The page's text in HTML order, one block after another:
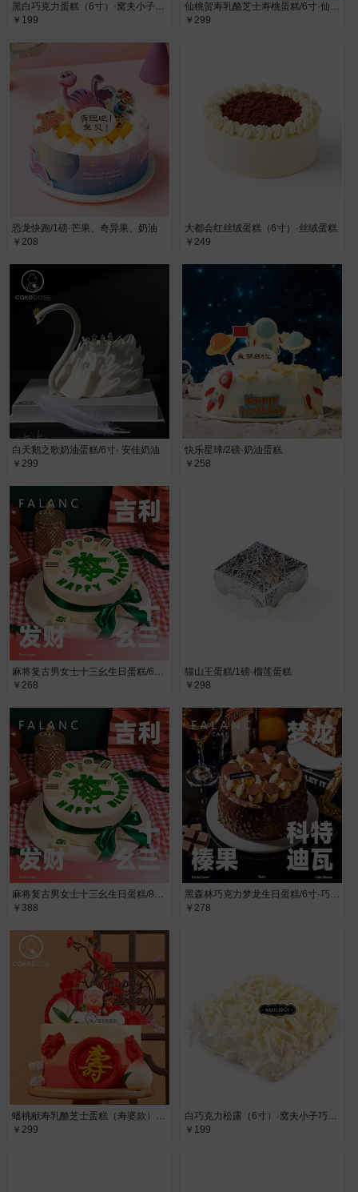
黑白巧克力蛋糕（6寸）·窝夫小子巧克力蛋糕
￥199
仙桃贺寿乳酪芝士寿桃蛋糕/6寸·仙桃、乳酪、芝士
￥299
恐龙快跑/1磅·芒果、奇异果、奶油
￥208
大都会红丝绒蛋糕（6寸）·丝绒蛋糕
￥249
白天鹅之歌奶油蛋糕/6寸· 安佳奶油
￥299
快乐星球/2磅·奶油蛋糕
￥258
麻将复古男女士十三幺生日蛋糕/6寸·进口动物奶油
￥268
猫山王蛋糕/1磅·榴莲蛋糕
￥298
￥388
￥278
￥299
￥199